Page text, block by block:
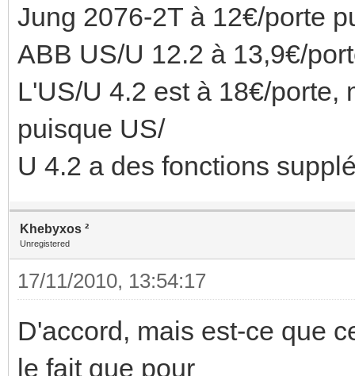
Jung 2076-2T à 12€/porte
ABB US/U 12.2 à 13,9€/
L'US/U 4.2 est à 18€/porte,
puisque US/
U 4.2 a des fonctions
Khebyxos ²
Unregistered
17/11/2010, 13:54:17
D'accord, mais est-ce que
le fait que pour